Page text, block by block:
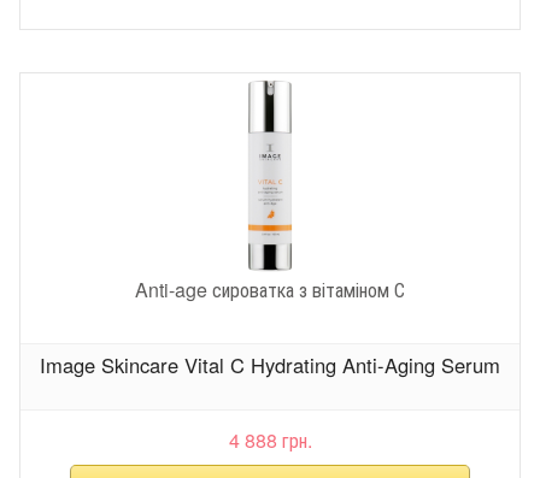
Anti-age сироватка з вітаміном С
Image Skincare Vital C Hydrating Anti-Aging Serum
4 888 грн.